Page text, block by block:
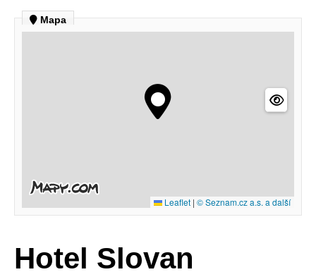
Mapa
Leaflet | © Seznam.cz a.s. a další
Hotel Slovan